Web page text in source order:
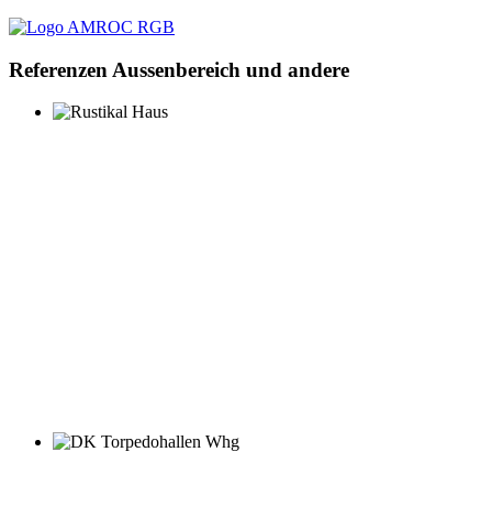
Referenzen Aussenbereich und andere